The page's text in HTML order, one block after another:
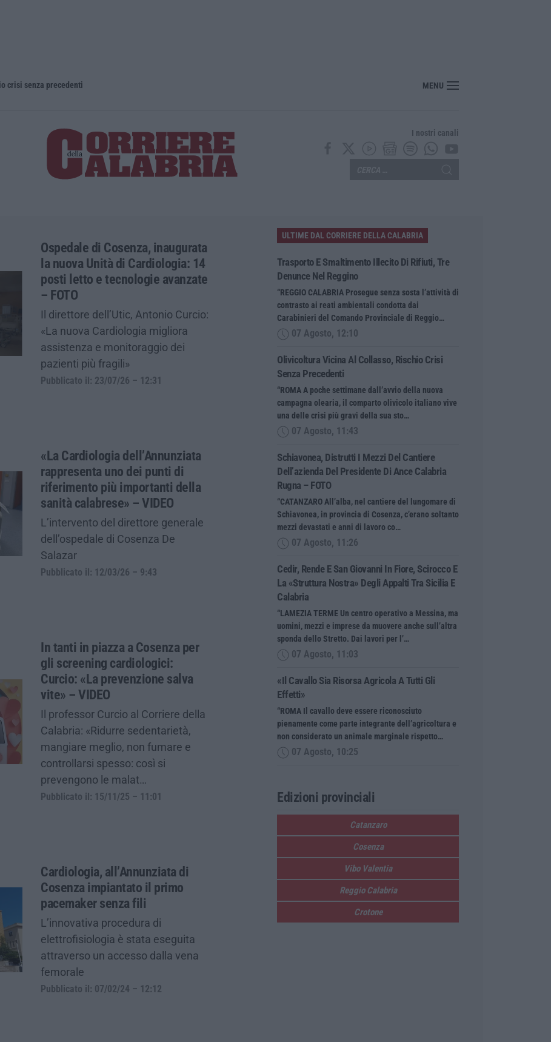
crisi senza precedenti MENU
I nostri canali
Ospedale di Cosenza, inaugurata
la nuova Unità di Cardiologia: 14
posti letto e tecnologie avanzate
– FOTO
Il direttore dell’Utic, Antonio Curcio:
«La nuova Cardiologia migliora
assistenza e monitoraggio dei
pazienti più fragili»
Pubblicato il: 23/07/26 – 12:31
«La Cardiologia dell’Annunziata
rappresenta uno dei punti di
riferimento più importanti della
sanità calabrese» – VIDEO
L’intervento del direttore generale
dell’ospedale di Cosenza De
Salazar
Pubblicato il: 12/03/26 – 9:43
In tanti in piazza a Cosenza per
gli screening cardiologici:
Curcio: «La prevenzione salva
vite» – VIDEO
Il professor Curcio al Corriere della
Calabria: «Ridurre sedentarietà,
mangiare meglio, non fumare e
controllarsi spesso: così si
prevengono le malat…
Pubblicato il: 15/11/25 – 11:01
Cardiologia, all’Annunziata di
Cosenza impiantato il primo
pacemaker senza fili
L’innovativa procedura di
elettrofisiologia è stata eseguita
attraverso un accesso dalla vena
femorale
Pubblicato il: 07/02/24 – 12:12
ULTIME DAL CORRIERE DELLA CALABRIA
Trasporto E Smaltimento Illecito Di Rifiuti, Tre
Denunce Nel Reggino
“REGGIO CALABRIA Prosegue senza sosta l’attività di
contrasto ai reati ambientali condotta dai
Carabinieri del Comando Provinciale di Reggio…
07 Agosto, 12:10
Olivicoltura Vicina Al Collasso, Rischio Crisi
Senza Precedenti
“ROMA A poche settimane dall’avvio della nuova
campagna olearia, il comparto olivicolo italiano vive
una delle crisi più gravi della sua sto…
07 Agosto, 11:43
Schiavonea, Distrutti I Mezzi Del Cantiere
Dell’azienda Del Presidente Di Ance Calabria
Rugna – FOTO
“CATANZARO All’alba, nel cantiere del lungomare di
Schiavonea, in provincia di Cosenza, c’erano soltanto
mezzi devastati e anni di lavoro co…
07 Agosto, 11:26
Cedir, Rende E San Giovanni In Fiore, Scirocco E
La «struttura Nostra» Degli Appalti Tra Sicilia E
Calabria
“LAMEZIA TERME Un centro operativo a Messina, ma
uomini, mezzi e imprese da muovere anche sull’altra
sponda dello Stretto. Dai lavori per l’…
07 Agosto, 11:03
«Il Cavallo Sia Risorsa Agricola A Tutti Gli
Effetti»
“ROMA Il cavallo deve essere riconosciuto
pienamente come parte integrante dell’agricoltura e
non considerato un animale marginale rispetto…
07 Agosto, 10:25
Edizioni provinciali
Catanzaro
Cosenza
Vibo Valentia
Reggio Calabria
Crotone